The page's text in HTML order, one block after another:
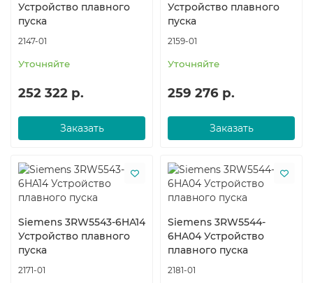
Устройство плавного
пуска
2147-01
Уточняйте
252 322 р.
Заказать
Устройство плавного
пуска
2159-01
Уточняйте
259 276 р.
Заказать
Siemens 3RW5543-6HA14
Устройство плавного
пуска
2171-01
Siemens 3RW5544-
6HA04 Устройство
плавного пуска
2181-01